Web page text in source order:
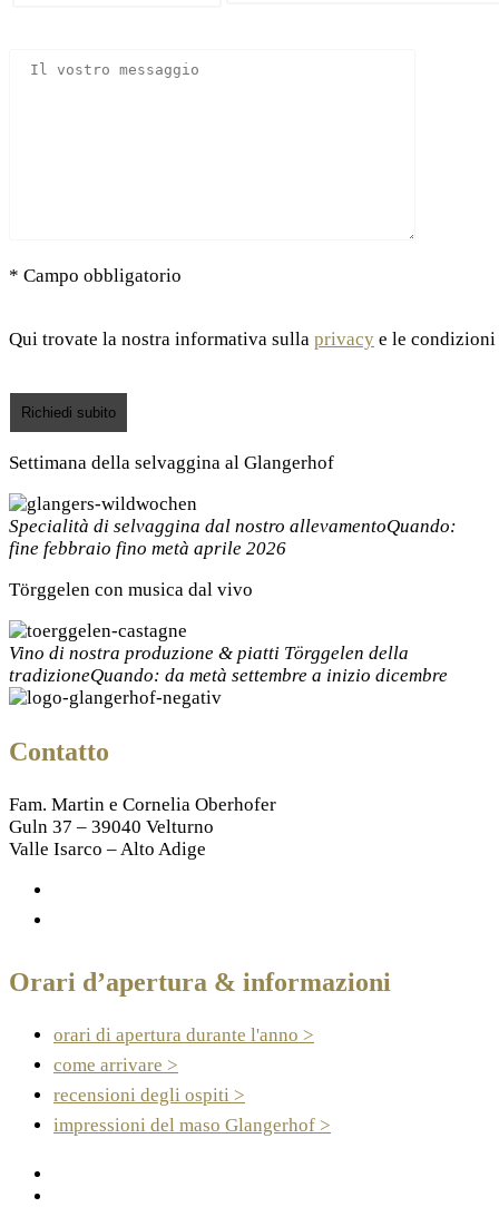
* Campo obbligatorio
Qui trovate la nostra informativa sulla privacy e le
Settimana della selvaggina al Glangerhof
Specialità di selvaggina dal nostro allevamentoQuando:
fine febbraio fino metà aprile 2026
Törggelen con musica dal vivo
Vino di nostra produzione & piatti Törggelen della
tradizioneQuando: da metà settembre a inizio dicembre
Contatto
Fam. Martin e Cornelia Oberhofer
Guln 37 – 39040 Velturno
Valle Isarco – Alto Adige
Orari d’apertura & informazioni
orari di apertura durante l'anno >
come arrivare >
recensioni degli ospiti >
impressioni del maso Glangerhof >